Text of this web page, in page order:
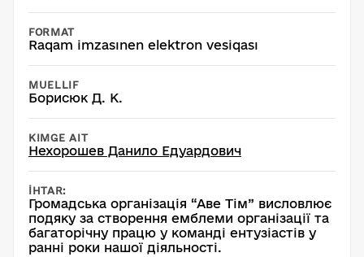
FORMAT
Raqam imzasınen elektron vesiqası
MUELLIF
Борисюк Д. К.
KIMGE AIT
Нехорошев Данило Едуардович
İHTAR:
Громадська організація “Аве Тім” висловлює
подяку за створення емблеми організації та
багаторічну працю у команді ентузіастів у
ранні роки нашої діяльності.